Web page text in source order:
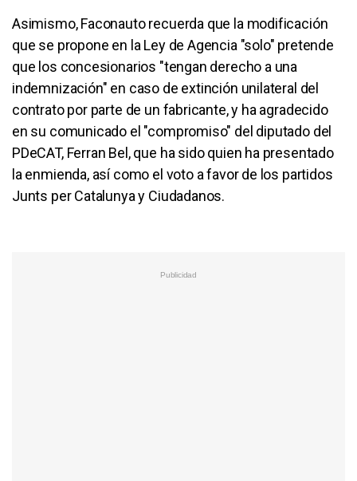
Asimismo, Faconauto recuerda que la modificación
que se propone en la Ley de Agencia "solo" pretende
que los concesionarios "tengan derecho a una
indemnización" en caso de extinción unilateral del
contrato por parte de un fabricante, y ha agradecido
en su comunicado el "compromiso" del diputado del
PDeCAT, Ferran Bel, que ha sido quien ha presentado
la enmienda, así como el voto a favor de los partidos
Junts per Catalunya y Ciudadanos.